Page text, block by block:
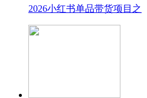
2026小红书单品带货项目之